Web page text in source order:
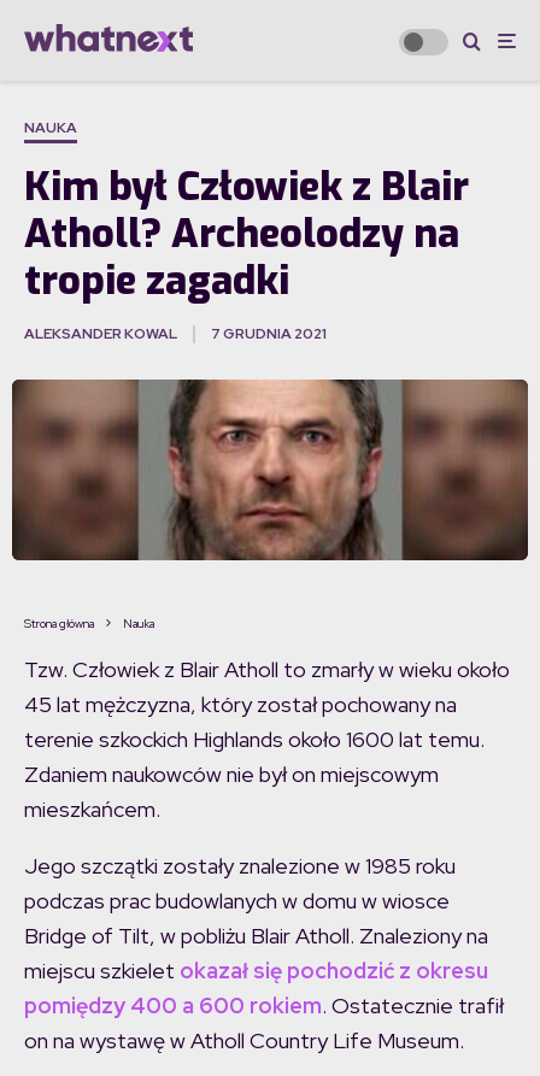
NAUKA
Kim był Człowiek z Blair
Atholl? Archeolodzy na
tropie zagadki
ALEKSANDER KOWAL 7 GRUDNIA 2021
Strona główna Nauka
Tzw. Człowiek z Blair Atholl to zmarły w wieku około
45 lat mężczyzna, który został pochowany na
terenie szkockich Highlands około 1600 lat temu.
Zdaniem naukowców nie był on miejscowym
mieszkańcem.
Jego szczątki zostały znalezione w 1985 roku
podczas prac budowlanych w domu w wiosce
Bridge of Tilt, w pobliżu Blair Atholl. Znaleziony na
miejscu szkielet okazał się pochodzić z okresu
pomiędzy 400 a 600 rokiem. Ostatecznie trafił
on na wystawę w Atholl Country Life Museum.